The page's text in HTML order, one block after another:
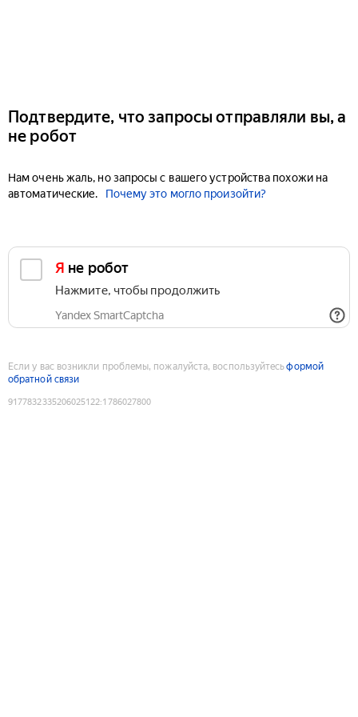
Подтвердите, что запросы отправляли вы, а
не робот
Нам очень жаль, но запросы с вашего устройства похожи на
автоматические.
Почему это могло произойти?
Я не робот
Нажмите, чтобы продолжить
Yandex SmartCaptcha
Если у вас возникли проблемы, пожалуйста, воспользуйтесьформой
обратной связи
9177832335206025122:1786027800